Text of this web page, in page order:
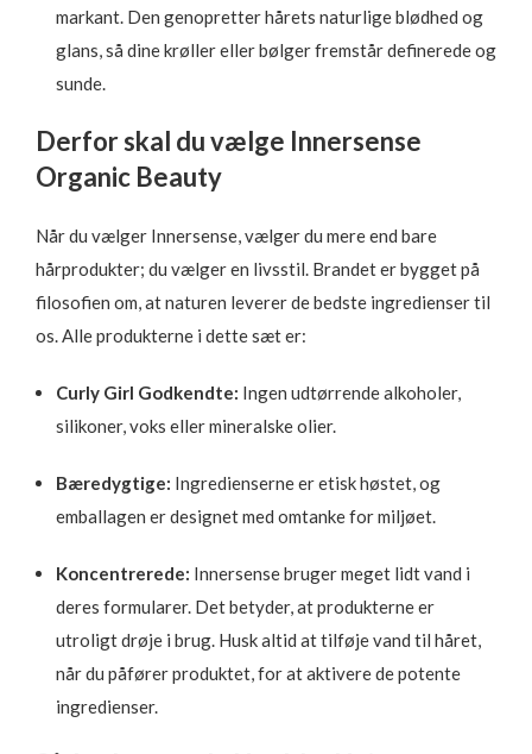
markant. Den genopretter hårets naturlige blødhed og
glans, så dine krøller eller bølger fremstår definerede og
sunde.
Derfor skal du vælge Innersense
Organic Beauty
Når du vælger Innersense, vælger du mere end bare
hårprodukter; du vælger en livsstil. Brandet er bygget på
filosofien om, at naturen leverer de bedste ingredienser til
os. Alle produkterne i dette sæt er:
Curly Girl Godkendte: Ingen udtørrende alkoholer,
silikoner, voks eller mineralske olier.
Bæredygtige: Ingredienserne er etisk høstet, og
emballagen er designet med omtanke for miljøet.
Koncentrerede: Innersense bruger meget lidt vand i
deres formularer. Det betyder, at produkterne er
utroligt drøje i brug. Husk altid at tilføje vand til håret,
når du påfører produktet, for at aktivere de potente
ingredienser.